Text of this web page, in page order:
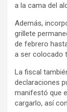
a la cama del
Además,
grillete
de febrero
a ser colocado
La fiscal
declaraciones
manifestó que
cargarlo, así